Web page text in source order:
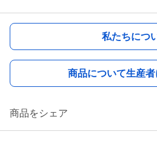
私たちにつ
商品について生産
商品をシェア